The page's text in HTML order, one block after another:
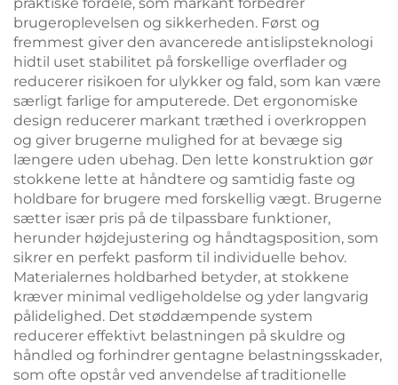
brugeroplevelsen og sikkerheden. Først og
fremmest giver den avancerede antislipsteknologi
hidtil uset stabilitet på forskellige overflader og
reducerer risikoen for ulykker og fald, som kan være
særligt farlige for amputerede. Det ergonomiske
design reducerer markant træthed i overkroppen
og giver brugerne mulighed for at bevæge sig
længere uden ubehag. Den lette konstruktion gør
stokkene lette at håndtere og samtidig faste og
holdbare for brugere med forskellig vægt. Brugerne
sætter især pris på de tilpassbare funktioner,
herunder højdejustering og håndtagsposition, som
sikrer en perfekt pasform til individuelle behov.
Materialernes holdbarhed betyder, at stokkene
kræver minimal vedligeholdelse og yder langvarig
pålidelighed. Det støddæmpende system
reducerer effektivt belastningen på skuldre og
håndled og forhindrer gentagne belastningsskader,
som ofte opstår ved anvendelse af traditionelle